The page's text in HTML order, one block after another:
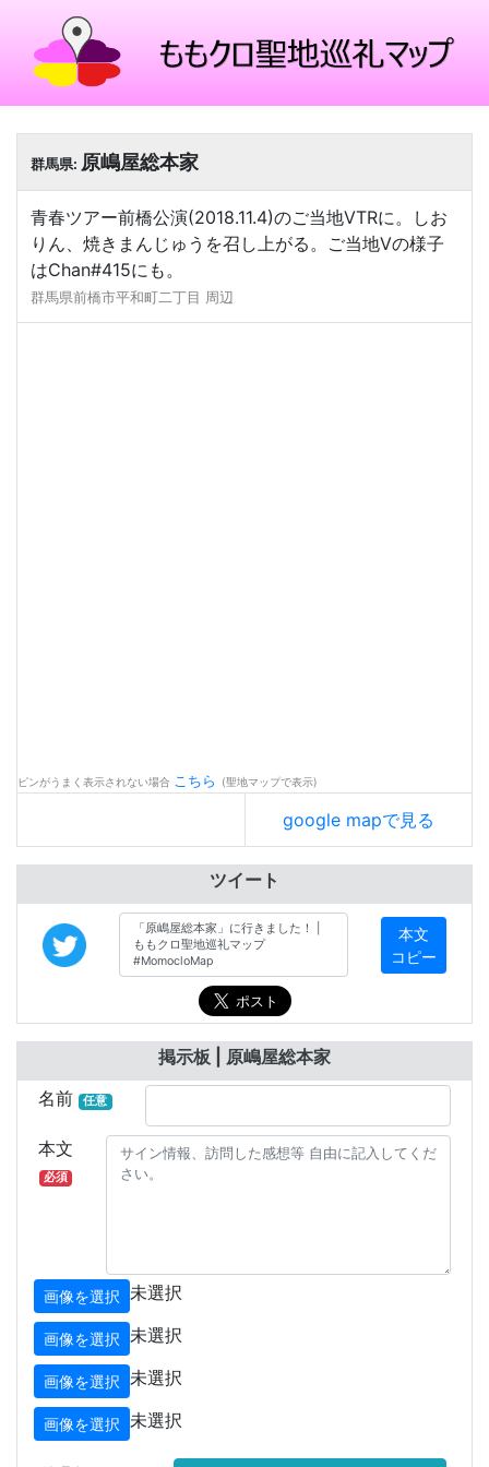
群馬県: 原嶋屋総本家
青春ツアー前橋公演(2018.11.4)のご当地VTRに。しお
りん、焼きまんじゅうを召し上がる。ご当地Vの様子
はChan#415にも。
群馬県前橋市平和町二丁目 周辺
ピンがうまく表示されない場合 こちら (聖地マップで表示)
google mapで見る
ツイート
本文
コピー
掲示板 | 原嶋屋総本家
名前
任意
本文
必須
画像を選択 未選択
画像を選択 未選択
画像を選択 未選択
画像を選択 未選択